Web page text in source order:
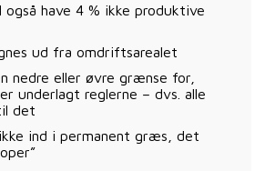
også have 4 % ikke produktive
ud fra omdriftsarealet
nedre eller øvre grænse for,
underlagt reglerne – dvs. alle
det
ind i permanent græs, det